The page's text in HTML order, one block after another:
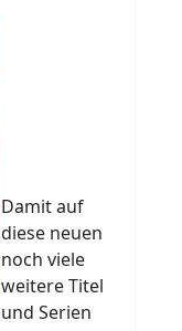
Damit auf
diese neuen
noch viele
weitere Titel
und Serien